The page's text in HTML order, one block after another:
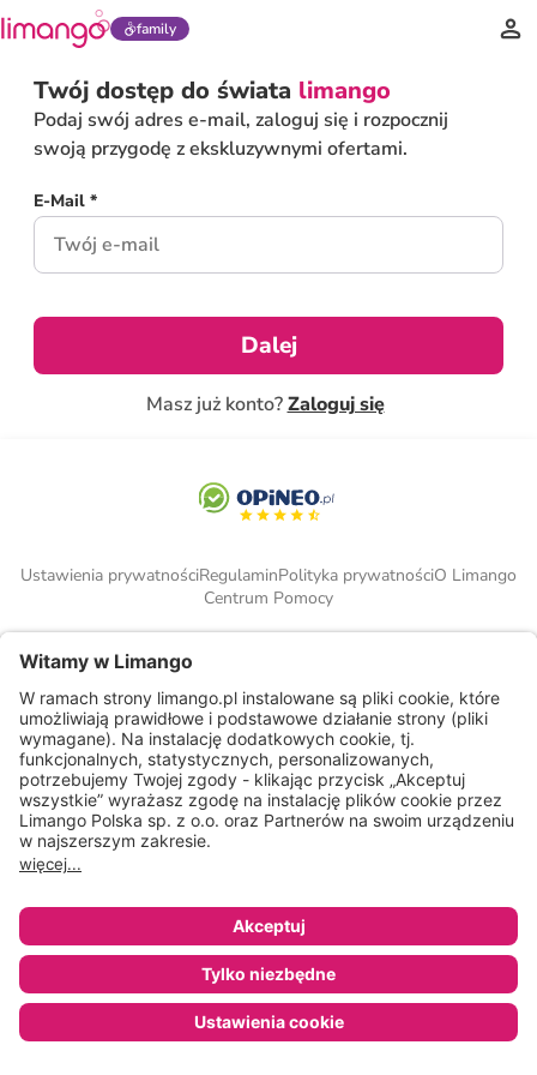
family
Twój dostęp do świata limango
Podaj swój adres e-mail, zaloguj się i rozpocznij
swoją przygodę z ekskluzywnymi ofertami.
E-Mail *
Dalej
Masz już konto?Zaloguj się
Ustawienia prywatnościRegulaminPolityka prywatnościO Limango
Centrum Pomocy